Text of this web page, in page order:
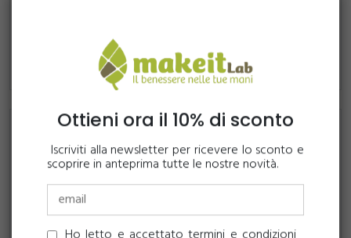
Ottieni ora il 10% di sconto
Iscriviti alla newsletter per ricevere lo sconto e
scoprire in anteprima tutte le nostre novità.